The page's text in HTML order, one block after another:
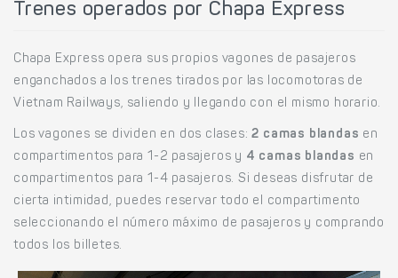
Trenes operados por Chapa Express
Chapa Express opera sus propios vagones de pasajeros
enganchados a los trenes tirados por las locomotoras de
Vietnam Railways, saliendo y llegando con el mismo horario.
Los vagones se dividen en dos clases:2 camas blandas en
compartimentos para 1-2 pasajeros y 4 camas blandas en
compartimentos para 1-4 pasajeros. Si deseas disfrutar de
cierta intimidad, puedes reservar todo el compartimento
seleccionando el número máximo de pasajeros y comprando
todos los billetes.